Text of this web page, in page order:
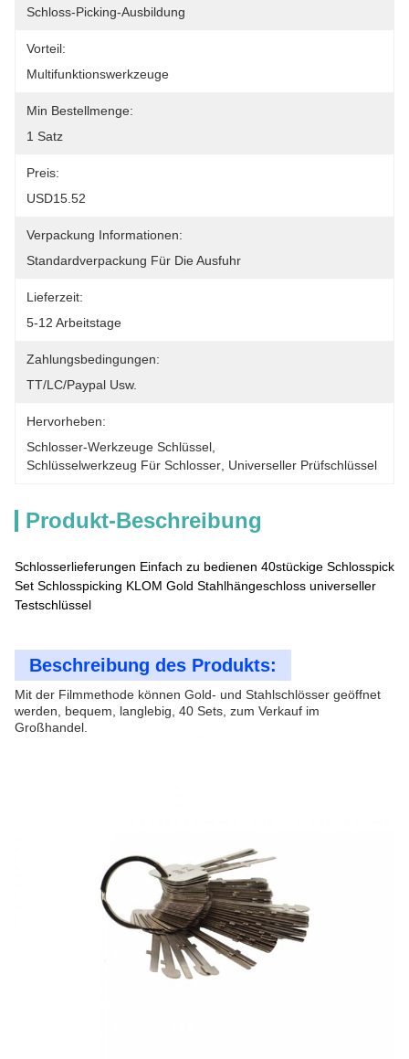
Schloss-Picking-Ausbildung
Vorteil:
Multifunktionswerkzeuge
Min Bestellmenge:
1 Satz
Preis:
USD15.52
Verpackung Informationen:
Standardverpackung Für Die Ausfuhr
Lieferzeit:
5-12 Arbeitstage
Zahlungsbedingungen:
TT/LC/paypal Usw.
Hervorheben:
Schlosser-Werkzeuge Schlüssel
Schlüsselwerkzeug Für Schlosser Universeller Prüfschlüssel
Produkt-Beschreibung
Schlosserlieferungen Einfach zu bedienen 40stückige Schlosspick
Set Schlosspicking KLOM Gold Stahlhängeschloss universeller
Testschlüssel
Beschreibung des Produkts:
Mit der Filmmethode können Gold- und Stahlschlösser geöffnet
werden, bequem, langlebig, 40 Sets, zum Verkauf im
Großhandel.